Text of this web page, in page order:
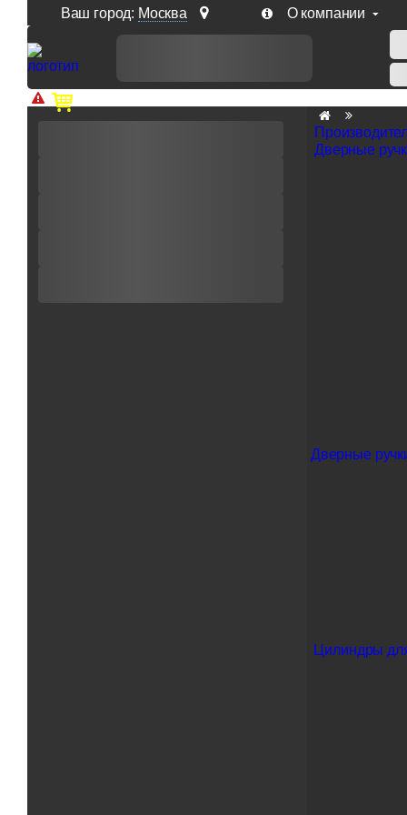
Ваш город: Москва О компании
Доп. скидка от цен на сайте 7% при заказе от 50
Дверные
Дверные
Цилиндры